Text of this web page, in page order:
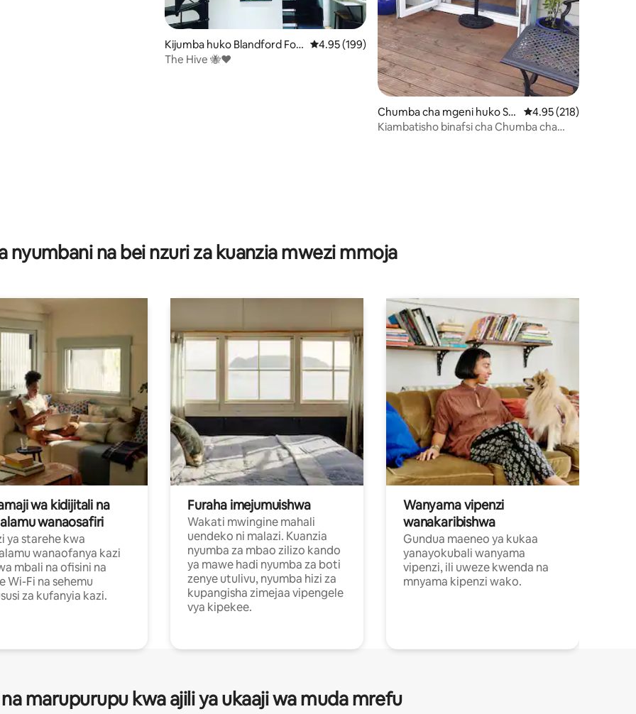
4.96 kati ya 5, tathmini 70
Kijumba huko Blandford For
um
Ukadiriaji wa wastani wa 4.95 kati ya 5, tathmini 199
4.95 (199)
The Hive 🐝♥️
Chumba cha mgeni huko St
ourpaine
Ukadiriaji wa wastani
4.95 (218)
Kiambatisho binafsi cha Chumba cha
nyumbani na bei nzuri za kuanzia mwezi mmoja
wa kidijitali na
wanaosafiri
ya starehe kwa
wanaofanya kazi
mbali na ofisini na
Wi-Fi na sehemu
za kufanyia kazi.
Furaha imejumuishwa
Wakati mwingine mahali
uendeko ni malazi. Kuanzia
nyumba za mbao zilizo kando
ya mawe hadi nyumba za boti
zenye utulivu, nyumba hizi za
kupangisha zimejaa vipengele
vya kipekee.
Wanyama vipenzi
wanakaribishwa
Gundua maeneo ya kukaa
yanayokubali wanyama
vipenzi, ili uweze kwenda na
mnyama kipenzi wako.
marupurupu kwa ajili ya ukaaji wa muda mrefu